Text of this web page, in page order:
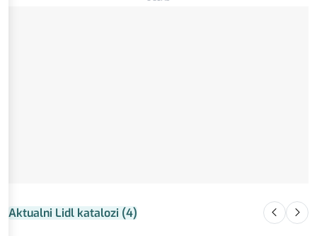
Aktualni Lidl katalozi (4)